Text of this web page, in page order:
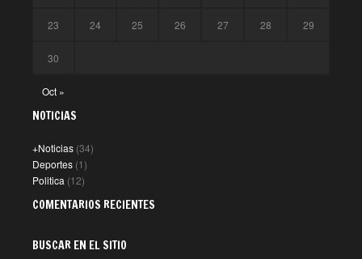
23 24 25 26 27 28 29
30
Oct »
NOTICIAS
+Noticias (34)
Deportes (1)
Politica (12)
COMENTARIOS RECIENTES
BUSCAR EN EL SITIO